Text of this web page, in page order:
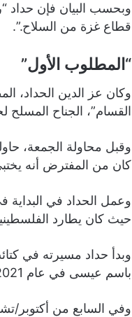
وبحسب البيان فإن حداد
قطاع غزة من السلاح.”.
“المطلوب الأول”
وكان عز الدين الحداد،
القسام”، الجناح
كان من المفترض أنه
حيث كان يطارد
وبدأ حداد مسيرته في
باسم عيسى في عام 2021، ثم قائد القسام مؤخرا.